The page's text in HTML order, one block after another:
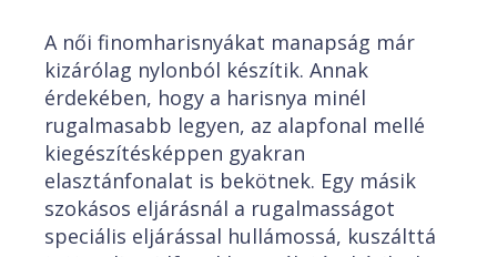
A női finomharisnyákat manapság már
kizárólag nylonból készítik. Annak
érdekében, hogy a harisnya minél
rugalmasabb legyen, az alapfonal mellé
kiegészítésképpen gyakran
elasztánfonalat is bekötnek. Egy másik
szokásos eljárásnál a rugalmasságot
speciális eljárással hullámossá, kuszálttá